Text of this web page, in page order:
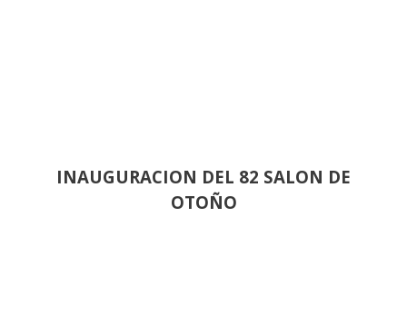
INAUGURACION DEL 82 SALON DE
OTOÑO